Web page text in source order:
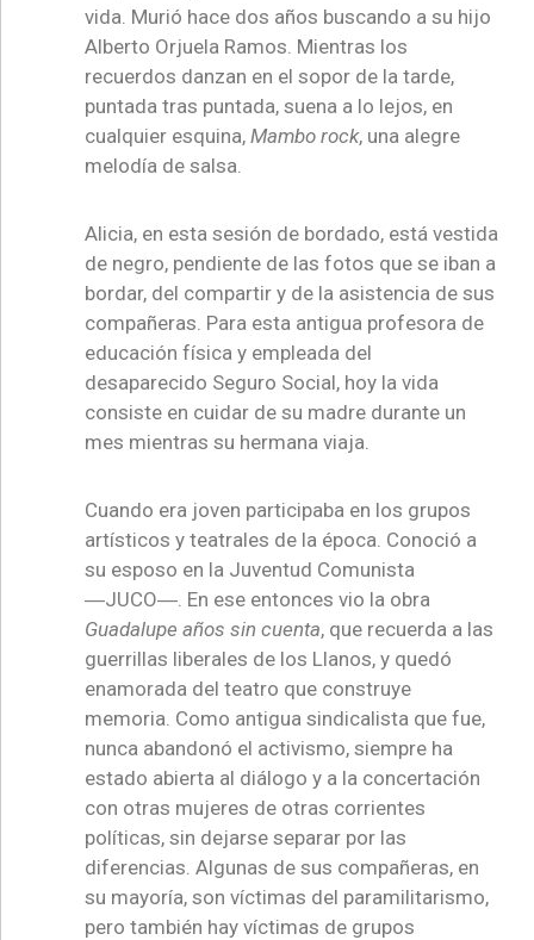
vida. Murió hace dos años buscando a su hijo
Alberto Orjuela Ramos. Mientras los
recuerdos danzan en el sopor de la tarde,
puntada tras puntada, suena a lo lejos, en
cualquier esquina, Mambo rock, una alegre
melodía de salsa.
Alicia, en esta sesión de bordado, está vestida
de negro, pendiente de las fotos que se iban a
bordar, del compartir y de la asistencia de sus
compañeras. Para esta antigua profesora de
educación física y empleada del
desaparecido Seguro Social, hoy la vida
consiste en cuidar de su madre durante un
mes mientras su hermana viaja.
Cuando era joven participaba en los grupos
artísticos y teatrales de la época. Conoció a
su esposo en la Juventud Comunista
―JUCO― . En ese entonces vio la obra
Guadalupe años sin cuenta, que recuerda a las
guerrillas liberales de los Llanos, y quedó
enamorada del teatro que construye
memoria. Como antigua sindicalista que fue,
nunca abandonó el activismo, siempre ha
estado abierta al diálogo y a la concertación
con otras mujeres de otras corrientes
políticas, sin dejarse separar por las
diferencias. Algunas de sus compañeras, en
su mayoría, son víctimas del paramilitarismo,
pero también hay víctimas de grupos